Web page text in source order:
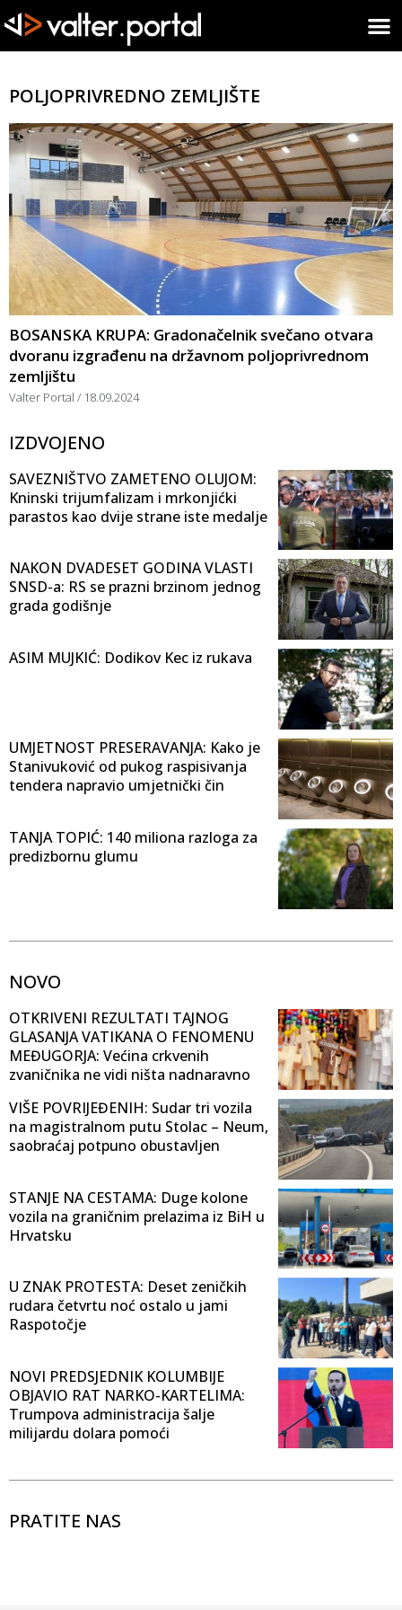
POLJOPRIVREDNO ZEMLJIŠTE
BOSANSKA KRUPA: Gradonačelnik svečano otvara
dvoranu izgrađenu na državnom poljoprivrednom
zemljištu
Valter Portal 18.09.2024
IZDVOJENO
SAVEZNIŠTVO ZAMETENO OLUJOM:
Kninski trijumfalizam i mrkonjićki
parastos kao dvije strane iste medalje
NAKON DVADESET GODINA VLASTI
SNSD-a: RS se prazni brzinom jednog
grada godišnje
ASIM MUJKIĆ: Dodikov Kec iz rukava
UMJETNOST PRESERAVANJA: Kako je
Stanivuković od pukog raspisivanja
tendera napravio umjetnički čin
TANJA TOPIĆ: 140 miliona razloga za
predizbornu glumu
NOVO
OTKRIVENI REZULTATI TAJNOG
GLASANJA VATIKANA O FENOMENU
MEĐUGORJA: Većina crkvenih
zvaničnika ne vidi ništa nadnaravno
VIŠE POVRIJEĐENIH: Sudar tri vozila
na magistralnom putu Stolac – Neum,
saobraćaj potpuno obustavljen
STANJE NA CESTAMA: Duge kolone
vozila na graničnim prelazima iz BiH u
Hrvatsku
U ZNAK PROTESTA: Deset zeničkih
rudara četvrtu noć ostalo u jami
Raspotočje
NOVI PREDSJEDNIK KOLUMBIJE
OBJAVIO RAT NARKO-KARTELIMA:
Trumpova administracija šalje
milijardu dolara pomoći
PRATITE NAS